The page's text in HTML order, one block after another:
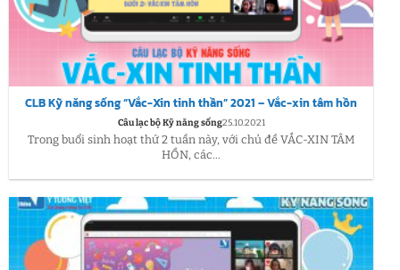
CLB Kỹ năng sống “Vắc-Xin tinh thần” 2021 – Vắc-xin tâm hồn
Câu lạc bộ Kỹ năng sống25.10.2021
Trong buổi sinh hoạt thứ 2 tuần này, với chủ đề VẮC-XIN TÂM
HỒN, các...